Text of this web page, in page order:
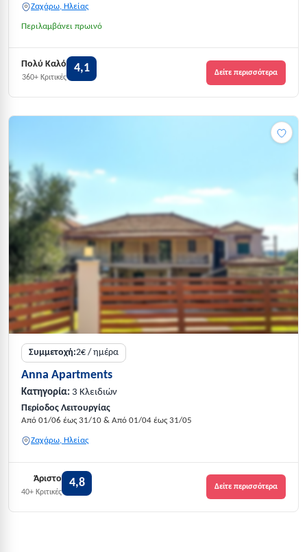
Ζαχάρω, Ηλείας
Περιλαμβάνει πρωινό
Πολύ Καλό
360+ Κριτικές
4,1 Δείτε περισσότερα
Συμμετοχή:2€ / ημέρα
Anna Apartments
Κατηγορία: 3 Κλειδιών
Περίοδος Λειτουργίας
Από 01/06 έως 31/10 & Από 01/04 έως 31/05
Ζαχάρω, Ηλείας
Άριστο
40+ Κριτικές
4,8 Δείτε περισσότερα